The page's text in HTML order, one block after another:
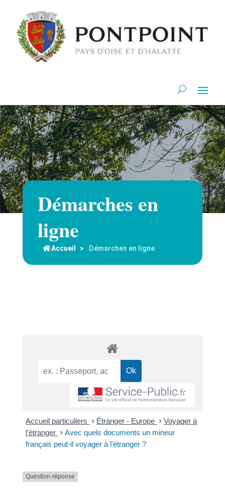
Démarches en
ligne
Accueil > Démarches en ligne
Accueil particuliers > Étranger - Europe > Voyager à
l'étranger > Avec quels documents un mineur
français peut-il voyager à l'étranger ?
Question-réponse